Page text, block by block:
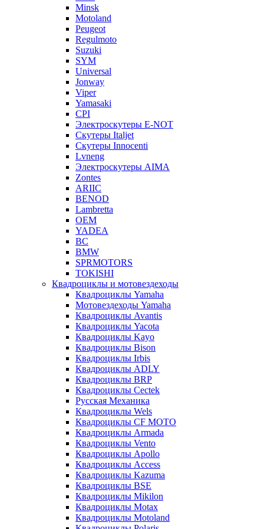
Minsk
Motoland
Peugeot
Regulmoto
Suzuki
SYM
Universal
Jonway
Viper
Yamasaki
CPI
Электроскутеры E-NOT
Скутеры Italjet
Скутеры Innocenti
Lvneng
Электроскутеры AIMA
Zontes
ARIIC
BENOD
Lambretta
OEM
YADEA
BC
BMW
SPRMOTORS
TOKISHI
Квадроциклы и мотовездеходы
Квадроциклы Yamaha
Мотовездеходы Yamaha
Квадроциклы Avantis
Квадроциклы Yacota
Квадроциклы Kayo
Квадроциклы Bison
Квадроциклы Irbis
Квадроциклы ADLY
Квадроциклы BRP
Квадроциклы Cectek
Русская Механика
Квадроциклы Wels
Квадроциклы CF MOTO
Квадроциклы Armada
Квадроциклы Vento
Квадроциклы Apollo
Квадроциклы Access
Квадроциклы Kazuma
Квадроциклы BSE
Квадроциклы Mikilon
Квадроциклы Motax
Квадроциклы Motoland